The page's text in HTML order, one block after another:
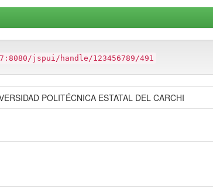
jspui/handle/123456789/491
POLITÉCNICA ESTATAL DEL CARCHI